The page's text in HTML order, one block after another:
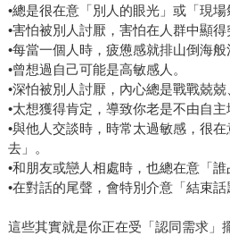
•總是很在意「別人的眼光」或「現場
•害怕被別人討厭，害怕在人群中顯得
•每當一個人時，疲憊感就排山倒海般
•曾想過自己可能是高敏感人。
•深怕被別人討厭，內心總是戰戰兢兢
•太想獲得肯定，導致你老是不由自主
•與他人交談時，時常太過敏感，很
去」。
•和朋友或戀人相處時，也總在意「誰
•在對話的尾聲，會特別介意「結束話
這些其實就是你正在受「認同需求」